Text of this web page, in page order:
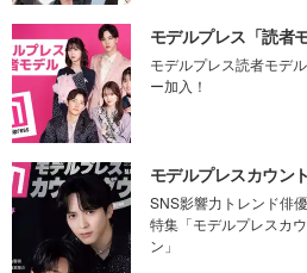
モデルプレス「読者
モデルプレス読者モデ
ー加入！
モデルプレスカウン
SNS影響力トレンド俳
特集「モデルプレスカ
ン」